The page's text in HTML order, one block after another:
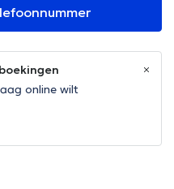
online wilt